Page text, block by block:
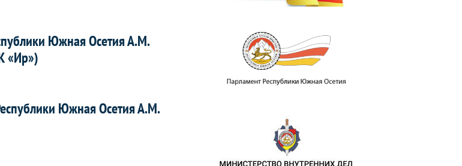
Южная Осетия А.М.
«Ир»)
Южная Осетия А.М.